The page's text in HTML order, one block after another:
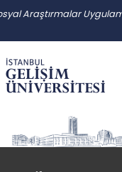
Araştırmalar